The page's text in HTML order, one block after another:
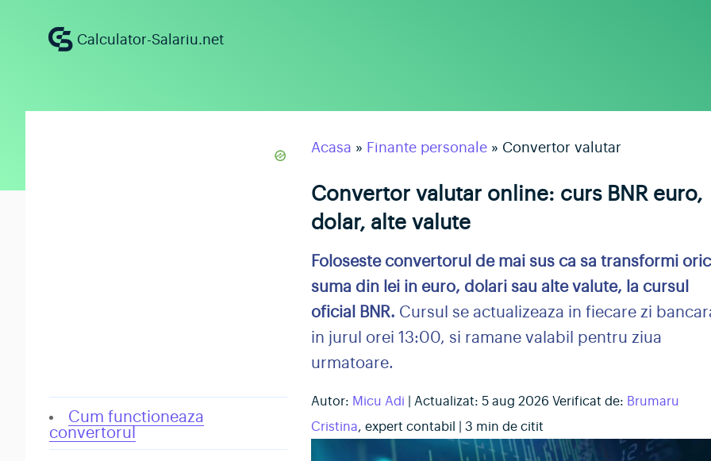
Calculator-Salariu.net
Acasa » Finante personale » Convertor valutar
Convertor valutar online: curs BNR euro,
dolar, alte valute
Foloseste convertorul de mai sus ca sa transformi
suma din lei in euro, dolari sau alte valute, la cursul
oficial BNR. Cursul se actualizeaza in fiecare zi
in jurul orei 13:00, si ramane valabil pentru ziua
urmatoare.
Autor: Micu Adi | Actualizat: 5 aug 2026 Verificat de: Brumaru
Cristina, expert contabil | 3 min de citit
Cum functioneaza
convertorul